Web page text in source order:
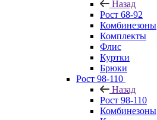
Назад
Рост 68-92
Комбинезоны
Комплекты
Флис
Куртки
Брюки
Рост 98-110
Назад
Рост 98-110
Комбинезоны